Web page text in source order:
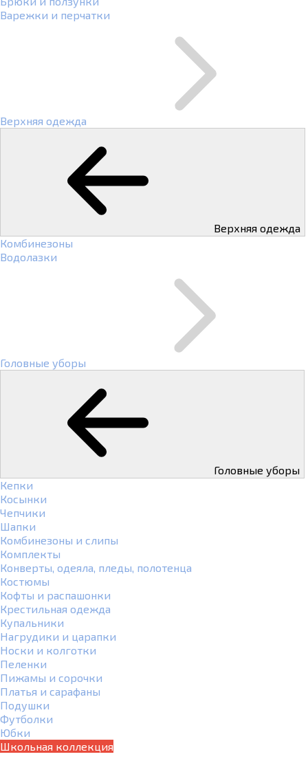
Варежки и перчатки
Верхняя одежда
Верхняя одежда
Комбинезоны
Водолазки
Головные уборы
Головные уборы
Кепки
Косынки
Чепчики
Шапки
Комбинезоны и слипы
Комплекты
Конверты, одеяла, пледы, полотенца
Костюмы
Кофты и распашонки
Крестильная одежда
Купальники
Нагрудики и царапки
Носки и колготки
Пеленки
Пижамы и сорочки
Платья и сарафаны
Подушки
Футболки
Юбки
Школьная коллекция